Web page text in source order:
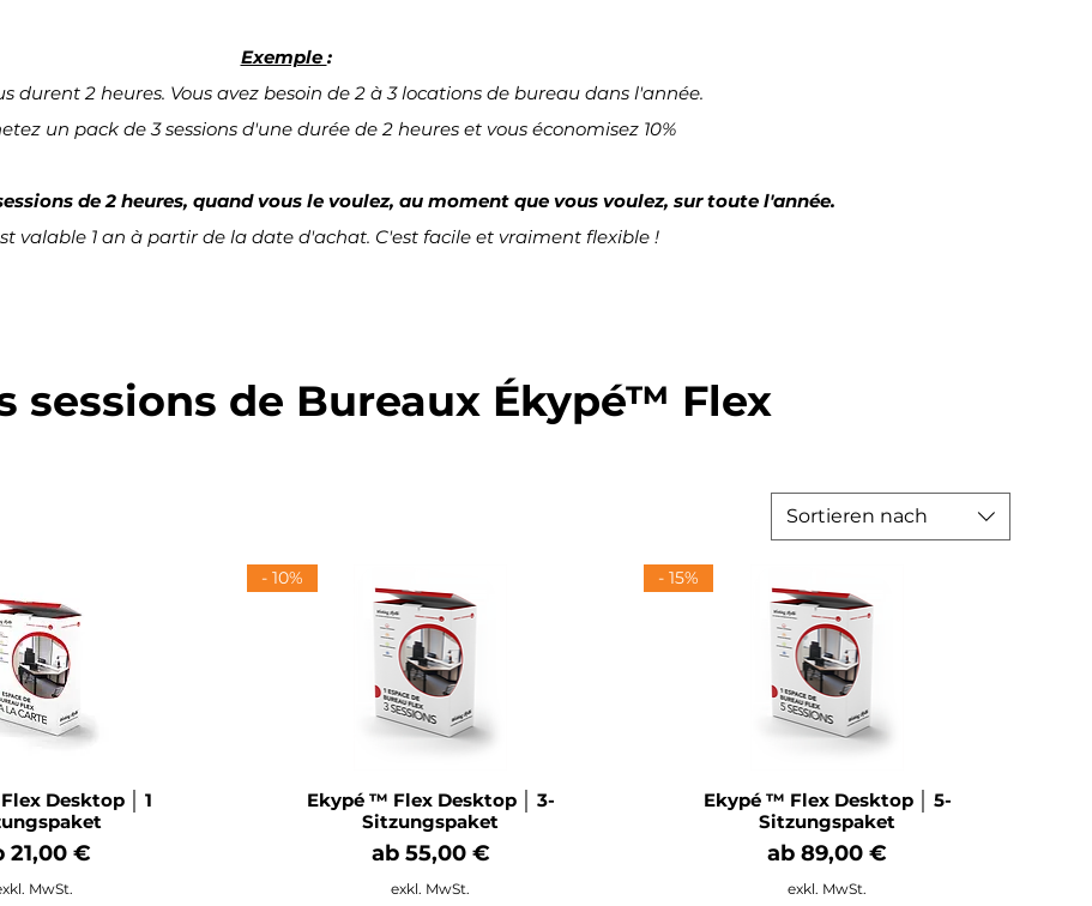
Exemple :
durent 2 heures. Vous avez besoin de 2 à 3 locations de bureau dans l'année.
un pack de 3 sessions d'une durée de 2 heures et vous économisez 10%
de 2 heures, quand vous le voulez, au moment que vous voulez, sur toute l'année.
valable 1 an à partir de la date d'achat. C'est facile et vraiment flexible !
sessions de Bureaux Ékypé™ Flex
Sortieren nach
Desktop │ 1
21,00 €
Preis
MwSt.
- 10%
Ekypé ™ Flex Desktop │ 3-
Sitzungspaket
ab 55,00 €
Sale-Preis
exkl. MwSt.
- 15%
Ekypé ™ Flex Desktop │ 5-
Sitzungspaket
ab 89,00 €
Sale-Preis
exkl. MwSt.